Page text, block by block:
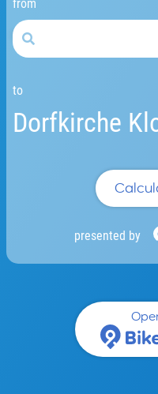
from
to
Dorfkirche
presented by